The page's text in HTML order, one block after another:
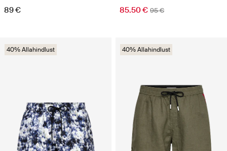
89 € 85.50 € 95 €
40% Allahindlust 40% Allahindlust